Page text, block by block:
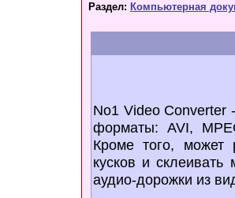
Раздел: Компьютерная
No1 Video Converter
форматы: AVI,
Кроме того, может
кусков и
аудио-дорожки из